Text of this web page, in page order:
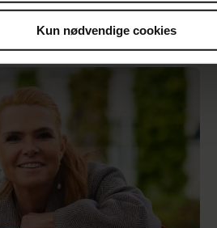
Kun nødvendige cookies
fra dag ét - alligevel har